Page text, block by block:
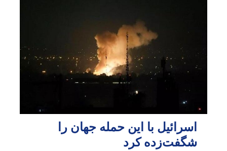
اسرائیل با این حمله جهان را
شگفت‌زده کرد